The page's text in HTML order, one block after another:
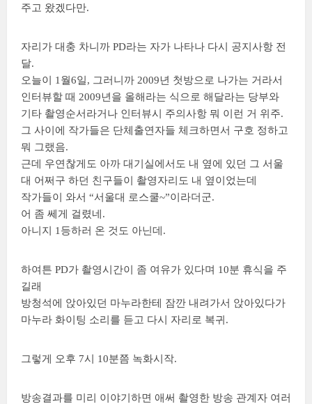
주고 왔겠다만.
자리가 대충 차니까 PD라는 자가 나타나 다시 공지사항 전
달.
오늘이 1월6일, 그러니까 2009년 첫방으로 나가는 거라서
인터뷰할 때 2009년을 올해라는 식으로 해달라는 당부와
기타 촬영순서라거나 인터뷰시 주의사항 뭐 이런 거 위주.
그 사이에 작가들은 단체출연자들 체크하면서 구호 정하고
뭐 그랬음.
근데 우연찮게도 아까 대기실에서도 내 옆에 있던 그 서울
대 어쩌구 하던 친구들이 촬영자리도 내 옆이었는데
작가들이 와서 “서울대 로스쿨~”이라더군.
어 좀 쎄게 걸렸네.
아니지 1등하러 온 것도 아닌데.
하여튼 PD가 촬영시간이 좀 여유가 있다며 10분 휴식을 주
길래
방청석에 앉아있던 마누라한테 잠깐 내려가서 앉아있다가
마누라 화이팅 소리를 듣고 다시 자리로 복귀.
그렇게 오후 7시 10분쯤 녹화시작.
방송결과를 미리 이야기하면 애써 촬영한 방송 관계자 여러